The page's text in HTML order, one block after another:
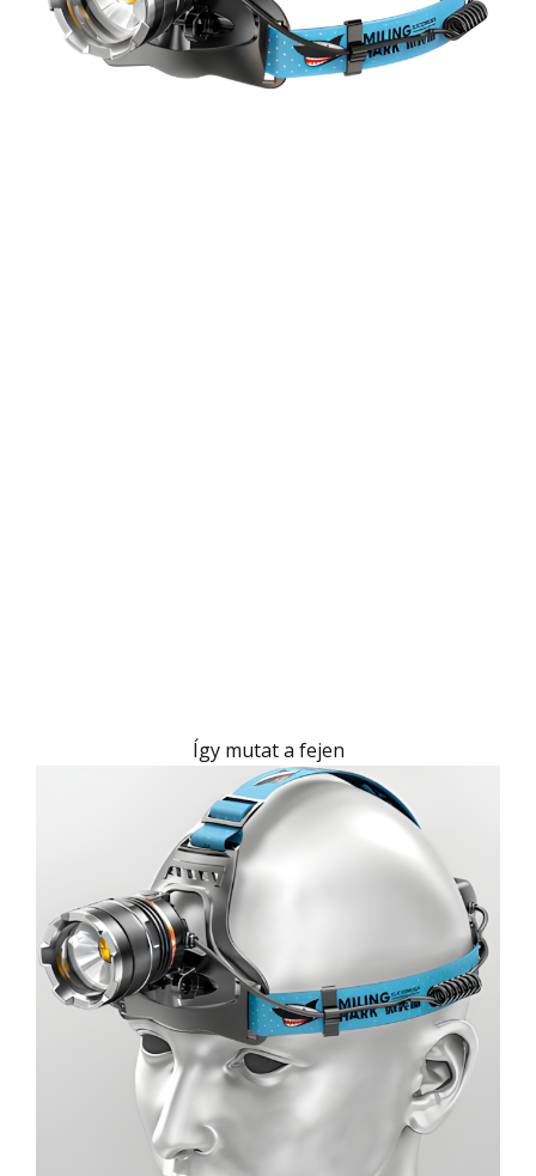
Így mutat a fejen